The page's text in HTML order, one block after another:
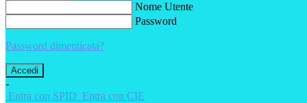
Nome Utente
Password
Password dimenticata?
-
Entra con SPID Entra con CIE